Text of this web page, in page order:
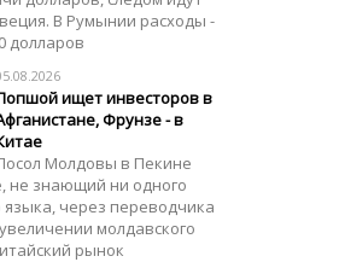
В Румынии расходы -
долларов
ищет инвесторов в
Фрунзе - в
Молдовы в Пекине
не знающий ни одного
языка, через переводчика
молдавского
рынок